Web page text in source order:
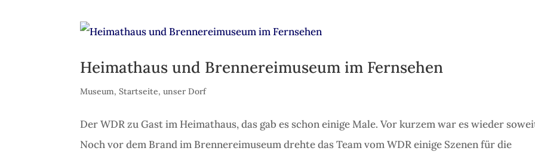
Heimathaus und Brennereimuseum im Fernsehen
Museum,Startseite,unser Dorf
Der WDR zu Gast im Heimathaus, das gab es schon einige Male. Vor kurzem war es wieder
Noch vor dem Brand im Brennereimuseum drehte das Team vom WDR einige Szenen für die